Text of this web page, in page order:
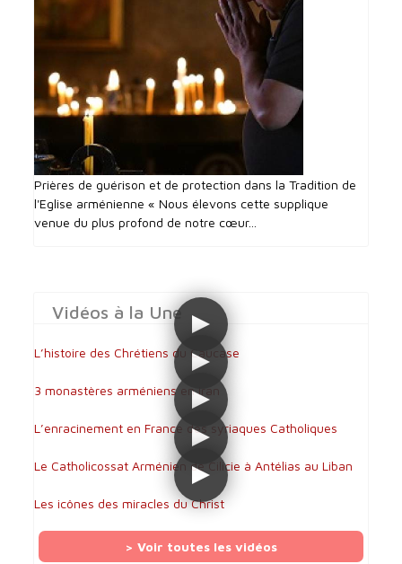
Prières de guérison et de protection dans la Tradition de
l'Eglise arménienne « Nous élevons cette supplique
venue du plus profond de notre cœur...
Vidéos à la Une
L’histoire des Chrétiens du Caucase
3 monastères arméniens en Iran
L’enracinement en France des syriaques Catholiques
Le Catholicossat Arménien de Cilicie à Antélias au Liban
Les icônes des miracles du Christ
> Voir toutes les vidéos